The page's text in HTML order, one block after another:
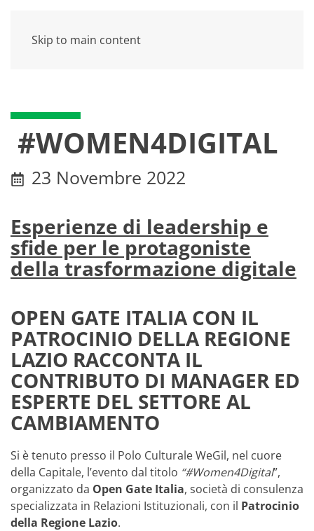
Skip to main content
#WOMEN4DIGITAL
23 Novembre 2022
Esperienze di leadership e
sfide per le protagoniste
della trasformazione digitale
OPEN GATE ITALIA CON IL
PATROCINIO DELLA REGIONE
LAZIO RACCONTA IL
CONTRIBUTO DI MANAGER ED
ESPERTE DEL SETTORE AL
CAMBIAMENTO
Si è tenuto presso il Polo Culturale WeGil, nel cuore
della Capitale, l’evento dal titolo “#Women4Digital”,
organizzato da Open Gate Italia, società di consulenza
specializzata in Relazioni Istituzionali, con il Patrocinio
della Regione Lazio.